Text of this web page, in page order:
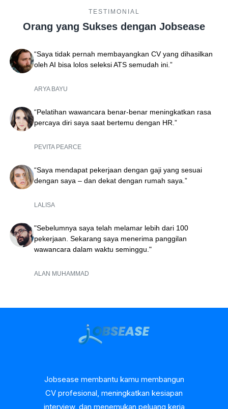
TESTIMONIAL
Orang yang Sukses dengan Jobsease
“Saya tidak pernah membayangkan CV yang dihasilkan
oleh AI bisa lolos seleksi ATS semudah ini.”
ARYA BAYU
“Pelatihan wawancara benar-benar meningkatkan rasa
percaya diri saya saat bertemu dengan HR.”
PEVITA PEARCE
“Saya mendapat pekerjaan dengan gaji yang sesuai
dengan saya – dan dekat dengan rumah saya.”
LALISA
"Sebelumnya saya telah melamar lebih dari 100
pekerjaan. Sekarang saya menerima panggilan
wawancara dalam waktu seminggu."
ALAN MUHAMMAD
Jobsease membantu kamu membangun
CV profesional, meningkatkan kesiapan
interview, dan menemukan peluang kerja